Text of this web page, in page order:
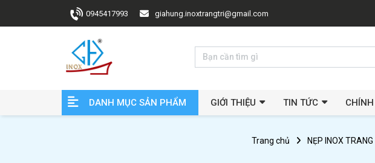
0945417993 giahung.inoxtrangtri@gmail.com
DANH MỤC SẢN PHẨM GIỚI THIỆU TIN TỨC
Trang chủ NẸP INOX TRANG